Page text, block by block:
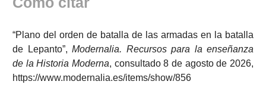
“Plano del orden de batalla de las armadas en la batalla
de Lepanto”, Modernalia. Recursos para la enseñanza
de la Historia Moderna, consultado 8 de agosto de 2026,
https://www.modernalia.es/items/show/856